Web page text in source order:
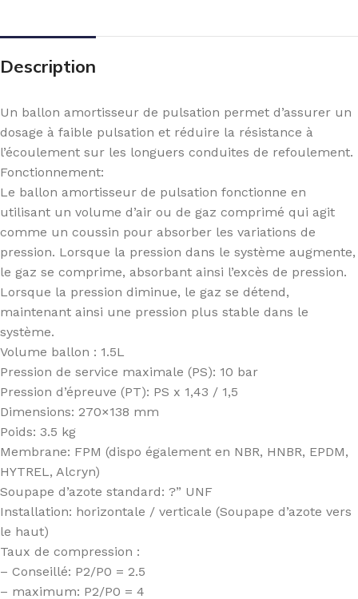
Description
Un ballon amortisseur de pulsation permet d’assurer un
dosage à faible pulsation et réduire la résistance à
l’écoulement sur les longuers conduites de refoulement.
Fonctionnement:
Le ballon amortisseur de pulsation fonctionne en
utilisant un volume d’air ou de gaz comprimé qui agit
comme un coussin pour absorber les variations de
pression. Lorsque la pression dans le système augmente,
le gaz se comprime, absorbant ainsi l’excès de pression.
Lorsque la pression diminue, le gaz se détend,
maintenant ainsi une pression plus stable dans le
système.
Volume ballon : 1.5L
Pression de service maximale (PS): 10 bar
Pression d’épreuve (PT): PS x 1,43 / 1,5
Dimensions: 270×138 mm
Poids: 3.5 kg
Membrane: FPM (dispo également en NBR, HNBR, EPDM,
HYTREL, Alcryn)
Soupape d’azote standard: ?” UNF
Installation: horizontale / verticale (Soupape d’azote vers
le haut)
Taux de compression :
– Conseillé: P2/P0 = 2.5
– maximum: P2/P0 = 4